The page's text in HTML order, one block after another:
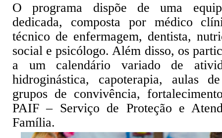
O programa dispõe de uma
dedicada, composta por médico
técnico de enfermagem, dentista,
social e psicólogo. Além disso, os
a um calendário variado de
hidroginástica, capoterapia, aulas
grupos de convivência,
PAIF – Serviço de Proteção e
Família.